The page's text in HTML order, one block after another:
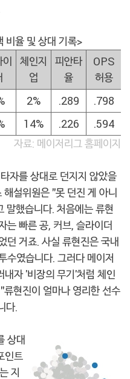
비율 및 상대 기록>
이 체인지
업
피안타
율
OPS
허용
2% .289
.798
14% .226
.594
자료: 메이저리그 홈페이지
자를 상대로 던지지 않았을
설위원은 "못 던진 게 아니
말했습니다. 처음에는 류현
는 빠른 공, 커브, 슬라이더
던 거죠. 사실 류현진은 국내
수였습니다. 그러다 메이저
자 '비장의 무기'처럼 체인
현진이 얼마나 영리한 선수
다.
상대
인트
지